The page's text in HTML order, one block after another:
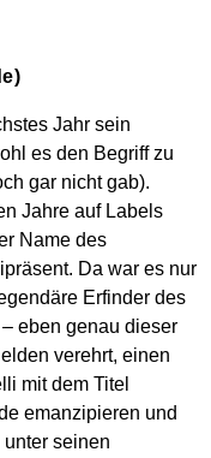
Jahr sein
es den Begriff zu
gar nicht gab).
Jahre auf Labels
Name des
Da war es nur
Erfinder des
eben genau dieser
verehrt, einen
mit dem Titel
emanzipieren und
seinen